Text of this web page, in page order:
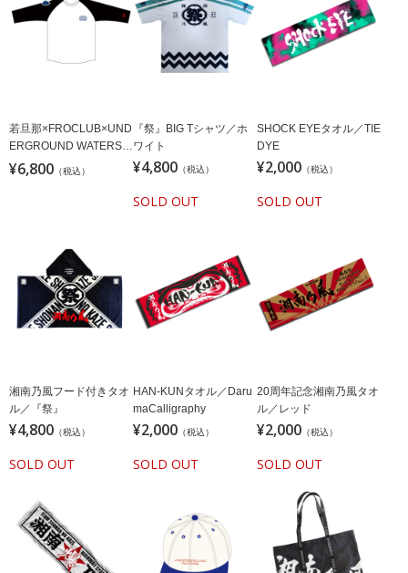
若旦那×FROCLUB×UND
ERGROUND WATERS
地下水RAGLAN
¥6,800 （税込）
『祭』BIG Tシャツ／ホ
ワイト
¥4,800 （税込）
SOLD OUT
SHOCK EYEタオル／TIE
DYE
¥2,000 （税込）
SOLD OUT
湘南乃風フード付きタオ
ル／『祭』
¥4,800 （税込）
SOLD OUT
HAN-KUNタオル／Daru
maCalligraphy
¥2,000 （税込）
SOLD OUT
20周年記念湘南乃風タオ
ル／レッド
¥2,000 （税込）
SOLD OUT